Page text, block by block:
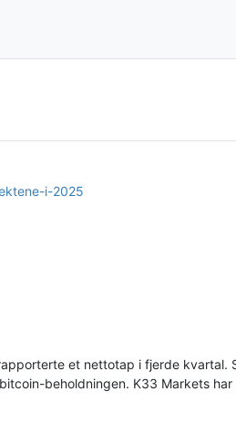
i-2025
et nettotap i fjerde kvartal.
beholdningen. K33 Markets